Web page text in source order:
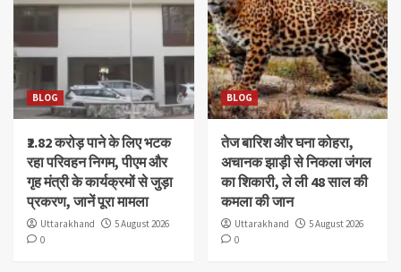
BLOG
₹2.82 करोड़ पाने के लिए भटक
रहा परिवहन निगम, पीएम और
गृह मंत्री के कार्यक्रमों से जुड़ा
प्रकरण, जानें पूरा मामला
Uttarakhand
5 August 2026
0
BLOG
तेज बारिश और घना कोहरा,
अचानक झाड़ी से निकला जंगल
का शिकारी, ले ली 48 साल की
कमला की जान
Uttarakhand
5 August 2026
0